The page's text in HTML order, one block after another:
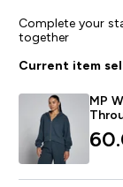
Complete your
together
Current item
MP